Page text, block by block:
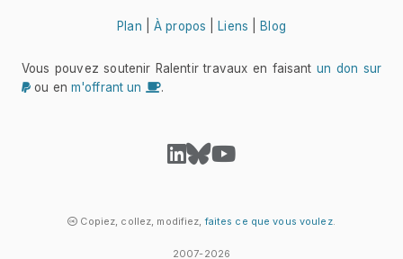
Plan |À propos Liens Blog
Vous pouvez soutenir Ralentir travaux en faisant un don sur
ou en m'offrant un .
Copiez, collez, modifiez,faites ce que vous voulez.
2007-2026